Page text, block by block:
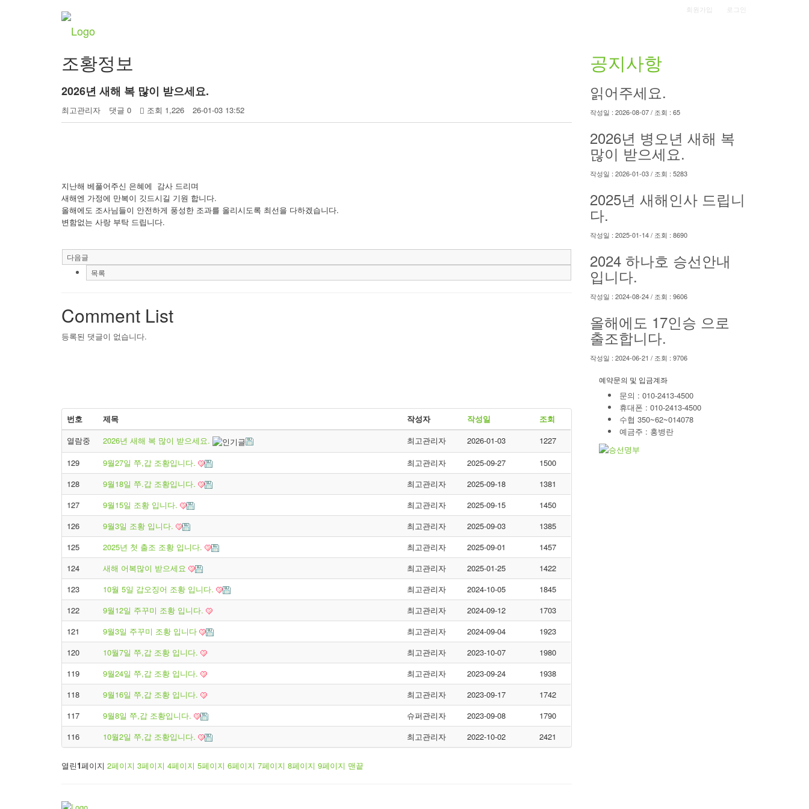
회원가입 로그인
커뮤니티
조황정보
2026년 새해 복 많이 받으세요.
최고관리자 댓글 0 조회 1,226 26-01-03 13:52
지난해 베풀어주신 은혜에 감사 드리며
새해엔 가정에 만복이 깃드시길 기원 합니다.
올해에도 조사님들이 안전하게 풍성한 조과를 올리시도록 최선을 다하겠습니다.
변함없는 사랑 부탁 드립니다.
다음글
목록
Comment List
등록된 댓글이 없습니다.
번호 제목 작성자 작성일
조회
열람중
2026년 새해 복 많이 받으세요. 최고관리자 2026-01-03
1227
129
9월27일 쭈,갑 조황입니다. 최고관리자 2025-09-27
1500
128
9월18일 쭈.갑 조황입니다. 최고관리자 2025-09-18
1381
127
9월15일 조황 입니다. 최고관리자 2025-09-15
1450
126
9월3일 조황 입니다. 최고관리자 2025-09-03
1385
125
2025년 첫 출조 조황 입니다. 최고관리자 2025-09-01
1457
124
새해 어복많이 받으세요 최고관리자 2025-01-25
1422
123
10월 5일 갑오징어 조황 입니다. 최고관리자 2024-10-05
1845
122
9월12일 주꾸미 조황 입니다. 최고관리자 2024-09-12
1703
121
9월3일 주꾸미 조황 입니다 최고관리자 2024-09-04
1923
120
10월7일 쭈,갑 조황 입니다. 최고관리자 2023-10-07
1980
119
9월24일 쭈,갑 조황 입니다. 최고관리자 2023-09-24
1938
118
9월16일 쭈,갑 조황 입니다. 최고관리자 2023-09-17
1742
117
9월8일 쭈,갑 조황입니다. 슈퍼관리자 2023-09-08
1790
116
10월2일 쭈,갑 조황입니다. 최고관리자 2022-10-02 2421
열린1페이지 2페이지 3페이지 4페이지 5페이지 6페이지 7페이지 8페이지 9페이지 맨끝
공지사항
읽어주세요.
작성일 : 2026-08-07 / 조회 : 65
2026년 병오년 새해 복
많이 받으세요.
작성일 : 2026-01-03 / 조회 : 5283
2025년 새해인사 드립니
다.
작성일 : 2025-01-14 / 조회 : 8690
2024 하나호 승선안내
입니다.
작성일 : 2024-08-24 / 조회 : 9606
올해에도 17인승 으로
출조합니다.
작성일 : 2024-06-21 / 조회 : 9706
예약문의 및 입금계좌
문의 : 010-2413-4500
휴대폰 : 010-2413-4500
수협 350~62~014078
예금주 : 홍병란